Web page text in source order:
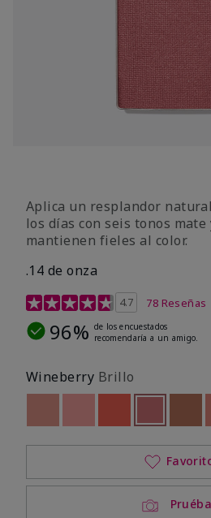
Aplica un resplandor
los días con seis tonos
mantienen fieles al color.
.14 de onza
Calificación de clientes de 4,3
4.7 78 Reseñas
96% de los encuestados
recomendaría a un amigo.
Wineberry Brillo
Out of stockOut of stock
Out of